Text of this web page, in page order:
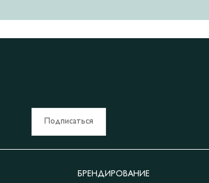
Подписаться
БРЕНДИРОВАНИЕ